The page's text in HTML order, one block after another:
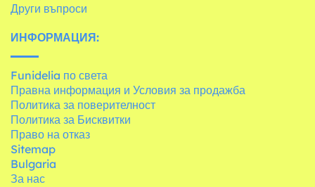
Други въпроси
ИНФОРМАЦИЯ:
Funidelia по света
Правна информация и Условия за продажба
Политика за поверителност
Политика за Бисквитки
Право на отказ
Sitemap
Bulgaria
За нас